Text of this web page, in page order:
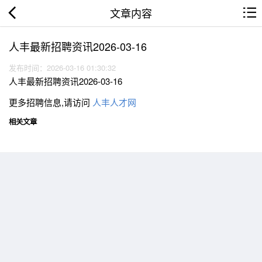
文章内容
人丰最新招聘资讯2026-03-16
发布时间：2026-03-16 01:30:32
人丰最新招聘资讯2026-03-16
更多招聘信息,请访问 人丰人才网
相关文章